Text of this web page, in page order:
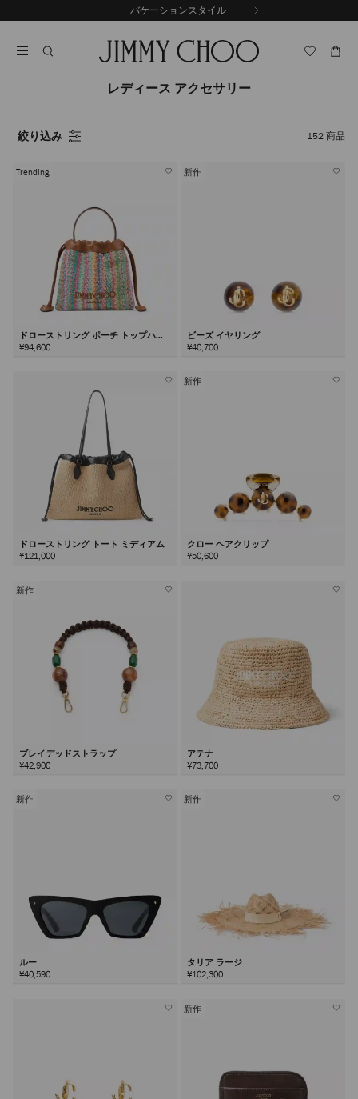
ン
ス
ラ
バケーションスタイル
レディース アクセサリー
絞り込み 152商品
Trending
ドローストリング ポーチ トップハン
ドル
¥94,600
新作
ビーズ イヤリング
¥40,700
ドローストリング トート ミディアム
¥121,000
新作
クロー ヘアクリップ
¥50,600
新作
ブレイデッドストラップ
¥42,900
アテナ
¥73,700
新作
ルー
¥40,590
新作
タリア ラージ
¥102,300
新作